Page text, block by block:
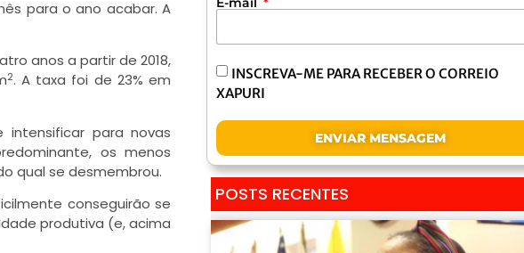
para o ano acabar. A
anos a partir de 2018,
2. A taxa foi de 23% em
para novas
os menos
qual se desmembrou.
conseguirão se
produtiva (e, acima
INSCREVA-ME PARA RECEBER O CORREIO
XAPURI
ENVIAR MENSAGEM
POSTS RECENTES